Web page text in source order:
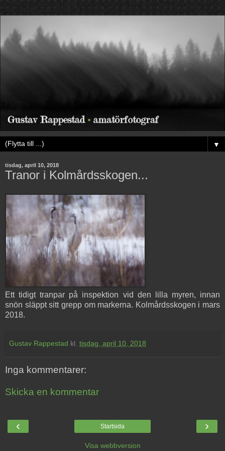
▼
tisdag, april 10, 2018
Tranor i Kolmårdsskogen...
Ett tidigt tranpar på inspektion vid den lilla myren, innan
snön släppt sitt grepp om markerna. Kolmårdsskogen i mars
2018.
Gustav Rappestad kl. tisdag, april 10, 2018
Inga kommentarer:
Skicka en kommentar
‹ ›
Startsida
Visa webbversion